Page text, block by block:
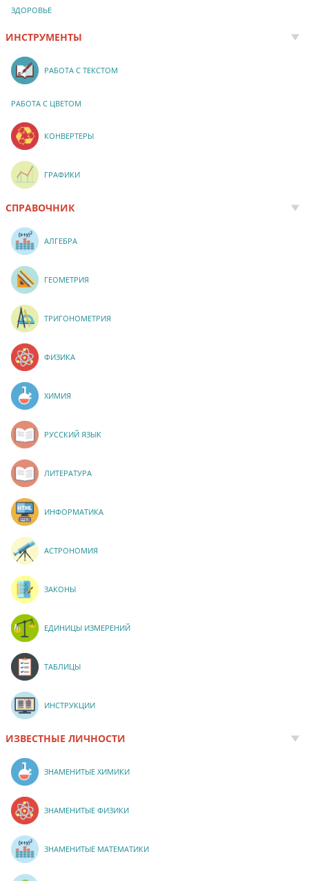
ЗДОРОВЬЕ
ИНСТРУМЕНТЫ
РАБОТА С ТЕКСТОМ
РАБОТА С ЦВЕТОМ
КОНВЕРТЕРЫ
ГРАФИКИ
СПРАВОЧНИК
АЛГЕБРА
ГЕОМЕТРИЯ
ТРИГОНОМЕТРИЯ
ФИЗИКА
ХИМИЯ
РУССКИЙ ЯЗЫК
ЛИТЕРАТУРА
ИНФОРМАТИКА
АСТРОНОМИЯ
ЗАКОНЫ
ЕДИНИЦЫ ИЗМЕРЕНИЙ
ТАБЛИЦЫ
ИНСТРУКЦИИ
ИЗВЕСТНЫЕ ЛИЧНОСТИ
ЗНАМЕНИТЫЕ ХИМИКИ
ЗНАМЕНИТЫЕ ФИЗИКИ
ЗНАМЕНИТЫЕ МАТЕМАТИКИ